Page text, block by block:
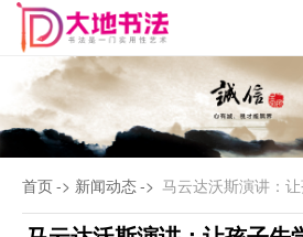
网站首页
关于我们
精品课程
VIP特色教学
教学成果
教师团队
新闻动态
冬/夏令营
联系我们
首页-> 新闻动态-> 马云达沃斯演讲：